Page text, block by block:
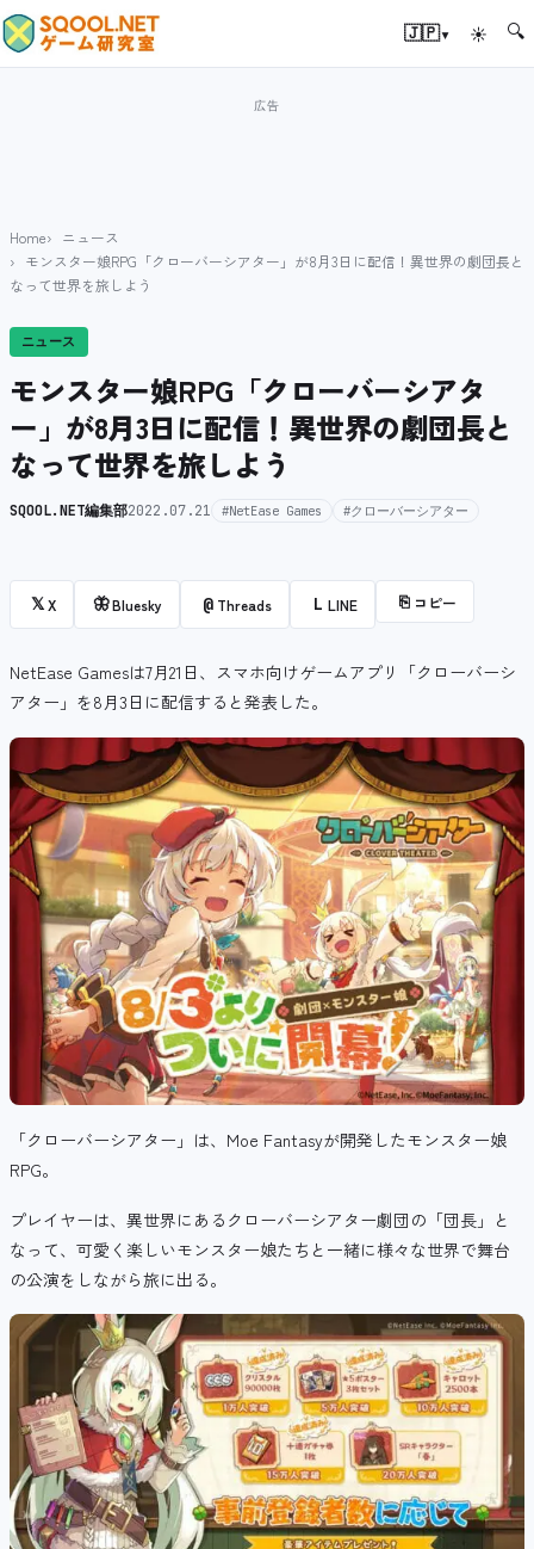
🇯🇵▾ ☀ 🔍
Home
ニュース
モンスター娘RPG「クローバーシアター」が8月3日に配信！異世界の劇団長と
なって世界を旅しよう
ニュース
モンスター娘RPG「クローバーシアタ
ー」が8月3日に配信！異世界の劇団長と
なって世界を旅しよう
SQOOL.NET編集部2022.07.21 #NetEase Games #クローバーシアター
𝕏X 🦋Bluesky @ Threads L LINE ⎘ コピー
NetEase Gamesは7月21日、スマホ向けゲームアプリ「クローバーシ
アター」を8月3日に配信すると発表した。
「クローバーシアター」は、Moe Fantasyが開発したモンスター娘
RPG。
プレイヤーは、異世界にあるクローバーシアター劇団の「団長」と
なって、可愛く楽しいモンスター娘たちと一緒に様々な世界で舞台
の公演をしながら旅に出る。